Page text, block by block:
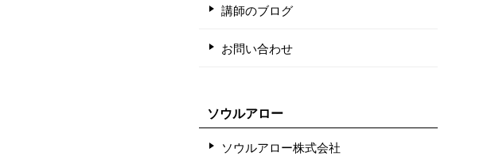
講師のブログ
お問い合わせ
ソウルアロー
ソウルアロー株式会社